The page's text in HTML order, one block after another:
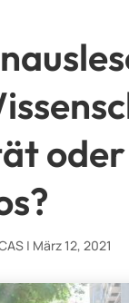
oder
| März 12, 2021